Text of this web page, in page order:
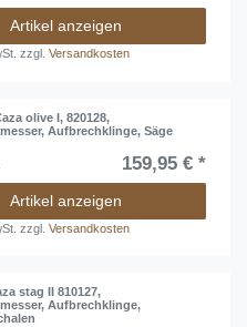
hervorragendes Preis-
folgen unter dem
Puma Taschenmesser
Artikel anzeigen
zzgl.Versandkosten
olive I, 820128,
Aufbrechklinge, Säge
159,95 € *
Artikel anzeigen
zzgl.Versandkosten
stag II 810127,
Aufbrechklinge,